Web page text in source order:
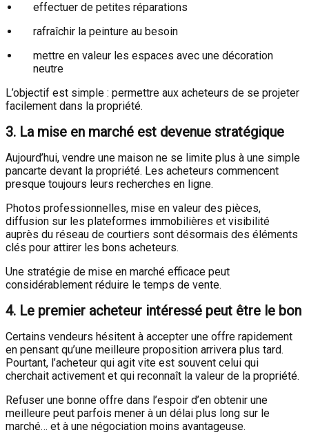
effectuer de petites réparations
rafraîchir la peinture au besoin
mettre en valeur les espaces avec une décoration
neutre
L’objectif est simple : permettre aux acheteurs de se projeter
facilement dans la propriété.
3. La mise en marché est devenue stratégique
Aujourd’hui, vendre une maison ne se limite plus à une simple
pancarte devant la propriété. Les acheteurs commencent
presque toujours leurs recherches en ligne.
Photos professionnelles, mise en valeur des pièces,
diffusion sur les plateformes immobilières et visibilité
auprès du réseau de courtiers sont désormais des éléments
clés pour attirer les bons acheteurs.
Une stratégie de mise en marché efficace peut
considérablement réduire le temps de vente.
4. Le premier acheteur intéressé peut être le bon
Certains vendeurs hésitent à accepter une offre rapidement
en pensant qu’une meilleure proposition arrivera plus tard.
Pourtant, l’acheteur qui agit vite est souvent celui qui
cherchait activement et qui reconnaît la valeur de la propriété.
Refuser une bonne offre dans l’espoir d’en obtenir une
meilleure peut parfois mener à un délai plus long sur le
marché… et à une négociation moins avantageuse.